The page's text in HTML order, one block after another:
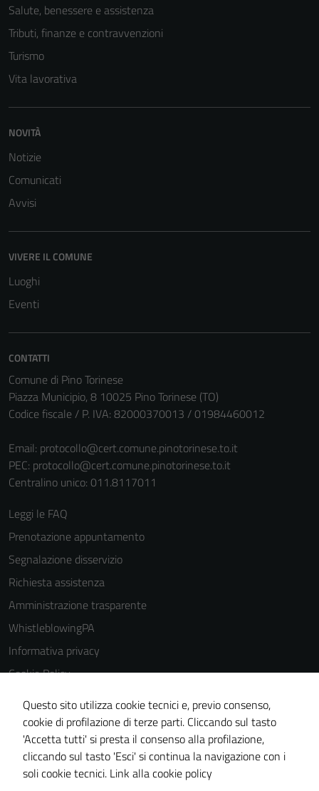
Salute, benessere e assistenza
Tributi, finanze e contravvenzioni
Turismo
Vita lavorativa
NOVITÀ
Notizie
Comunicati
Avvisi
VIVERE IL COMUNE
Luoghi
Eventi
CONTATTI
Comune di Pino Torinese
Piazza Municipio, 8 10025 Pino Torinese (TO)
Codice fiscale / P. IVA: 82000370013 / 01984460012
Email: protocollo@cert.comune.pinotorinese.to.it
PEC: protocollo@cert.comune.pinotorinese.to.it
Centralino unico: 011.8117011
Leggi le FAQ
Prenotazione appuntamento
Segnalazione disservizio
Richiesta assistenza
Amministrazione trasparente
WhistleblowingPA
Informativa privacy
Cookie Policy
Dichiarazione di accessibilità
Piano di miglioramento del sito
Certificazione sistema gestione qualità
Questo sito utilizza cookie tecnici e, previo consenso,
cookie di profilazione di terze parti. Cliccando sul tasto
'Accetta tutti' si presta il consenso alla profilazione,
cliccando sul tasto 'Esci' si continua la navigazione con i
soli cookie tecnici. Link alla cookie policy
informazioni